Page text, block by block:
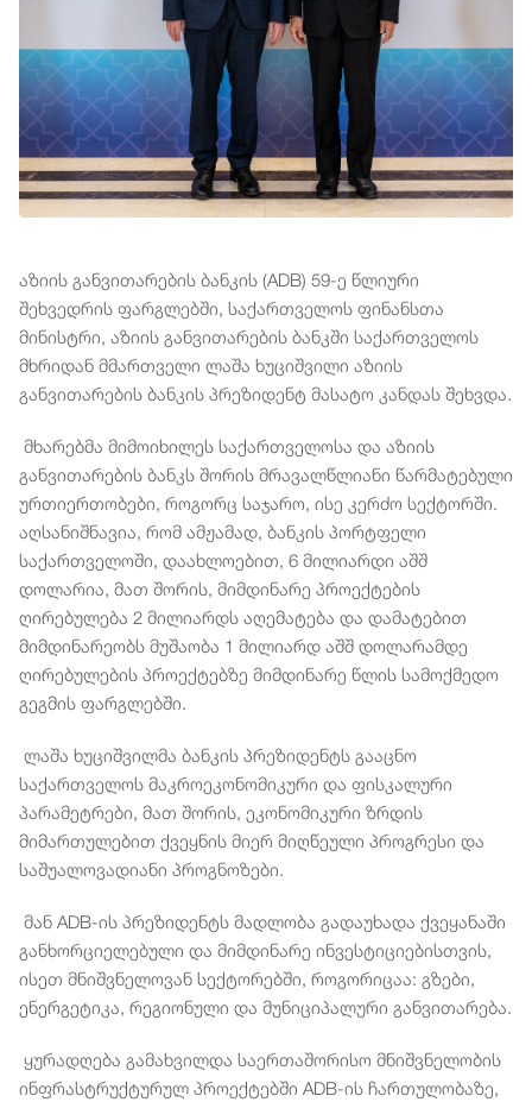
აზიის განვითარების ბანკის (ADB) 59-ე წლიური
შეხვედრის ფარგლებში, საქართველოს ფინანსთა
მინისტრი, აზიის განვითარების ბანკში საქართველოს
მხრიდან მმართველი ლაშა ხუციშვილი აზიის
განვითარების ბანკის პრეზიდენტ მასატო კანდას შეხვდა.
მხარებმა მიმოიხილეს საქართველოსა და აზიის
განვითარების ბანკს შორის მრავალწლიანი წარმატებული
ურთიერთობები, როგორც საჯარო, ისე კერძო სექტორში.
აღსანიშნავია, რომ ამჟამად, ბანკის პორტფელი
საქართველოში, დაახლოებით, 6 მილიარდი აშშ
დოლარია, მათ შორის, მიმდინარე პროექტების
ღირებულება 2 მილიარდს აღემატება და დამატებით
მიმდინარეობს მუშაობა 1 მილიარდ აშშ დოლარამდე
ღირებულების პროექტებზე მიმდინარე წლის სამოქმედო
გეგმის ფარგლებში.
ლაშა ხუციშვილმა ბანკის პრეზიდენტს გააცნო
საქართველოს მაკროეკონომიკური და ფისკალური
პარამეტრები, მათ შორის, ეკონომიკური ზრდის
მიმართულებით ქვეყნის მიერ მიღწეული პროგრესი და
საშუალოვადიანი პროგნოზები.
მან ADB-ის პრეზიდენტს მადლობა გადაუხადა ქვეყანაში
განხორციელებული და მიმდინარე ინვესტიციებისთვის,
ისეთ მნიშვნელოვან სექტორებში, როგორიცაა: გზები,
ენერგეტიკა, რეგიონული და მუნიციპალური განვითარება.
ყურადღება გამახვილდა საერთაშორისო მნიშვნელობის
ინფრასტრუქტურულ პროექტებში ADB-ის ჩართულობაზე,